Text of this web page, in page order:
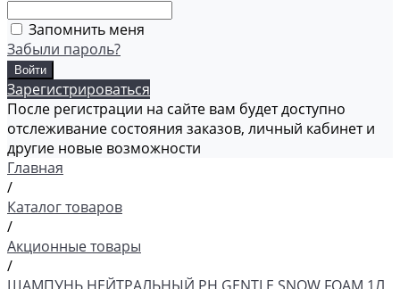
Запомнить меня
Забыли пароль?
Зарегистрироваться
После регистрации на сайте вам будет доступно
отслеживание состояния заказов, личный кабинет и
другие новые возможности
Главная
/
Каталог товаров
/
Акционные товары
/